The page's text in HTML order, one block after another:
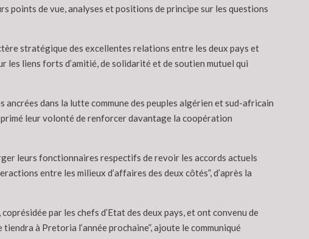
points de vue, analyses et positions de principe sur les questions
stratégique des excellentes relations entre les deux pays et
les liens forts d’amitié, de solidarité et de soutien mutuel qui
dans la lutte commune des peuples algérien et sud-africain
leur volonté de renforcer davantage la coopération
leurs fonctionnaires respectifs de revoir les accords actuels
entre les milieux d’affaires des deux côtés”, d’après la
par les chefs d’Etat des deux pays, et ont convenu de
à Pretoria l’année prochaine”, ajoute le communiqué